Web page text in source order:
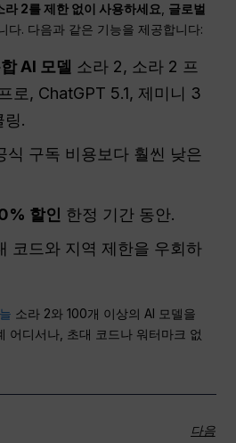
라 2를 제한 없이 사용하세요
글로벌
다. 다음과 같은 기능을 제공합니다:
AI 모델 소라 2, 소라 2 프
로, ChatGPT 5.1, 제미니 3
링.
식 구독 비용보다 훨씬 낮은
할인 한정 기간 동안.
코드와 지역 제한을 우회하
소라 2와 100개 이상의 AI 모델을
어디서나, 초대 코드나 워터마크 없
다음